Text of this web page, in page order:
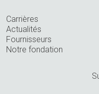
Carrières
Actualités
Fournisseurs
Notre fondation